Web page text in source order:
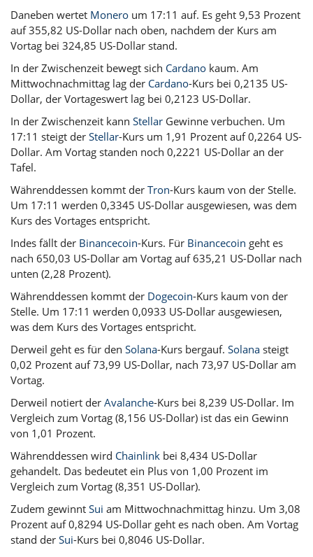
Daneben wertet Monero um 17:11 auf. Es geht 9,53 Prozent
auf 355,82 US-Dollar nach oben, nachdem der Kurs am
Vortag bei 324,85 US-Dollar stand.
In der Zwischenzeit bewegt sich Cardano kaum. Am
Mittwochnachmittag lag der Cardano-Kurs bei 0,2135 US-
Dollar, der Vortageswert lag bei 0,2123 US-Dollar.
In der Zwischenzeit kann Stellar Gewinne verbuchen. Um
17:11 steigt der Stellar-Kurs um 1,91 Prozent auf 0,2264 US-
Dollar. Am Vortag standen noch 0,2221 US-Dollar an der
Tafel.
Währenddessen kommt der Tron-Kurs kaum von der Stelle.
Um 17:11 werden 0,3345 US-Dollar ausgewiesen, was dem
Kurs des Vortages entspricht.
Indes fällt der Binancecoin-Kurs. Für Binancecoin geht es
nach 650,03 US-Dollar am Vortag auf 635,21 US-Dollar nach
unten (2,28 Prozent).
Währenddessen kommt der Dogecoin-Kurs kaum von der
Stelle. Um 17:11 werden 0,0933 US-Dollar ausgewiesen,
was dem Kurs des Vortages entspricht.
Derweil geht es für den Solana-Kurs bergauf. Solana steigt
0,02 Prozent auf 73,99 US-Dollar, nach 73,97 US-Dollar am
Vortag.
Derweil notiert der Avalanche-Kurs bei 8,239 US-Dollar. Im
Vergleich zum Vortag (8,156 US-Dollar) ist das ein Gewinn
von 1,01 Prozent.
Währenddessen wird Chainlink bei 8,434 US-Dollar
gehandelt. Das bedeutet ein Plus von 1,00 Prozent im
Vergleich zum Vortag (8,351 US-Dollar).
Zudem gewinnt Sui am Mittwochnachmittag hinzu. Um 3,08
Prozent auf 0,8294 US-Dollar geht es nach oben. Am Vortag
stand der Sui-Kurs bei 0,8046 US-Dollar.